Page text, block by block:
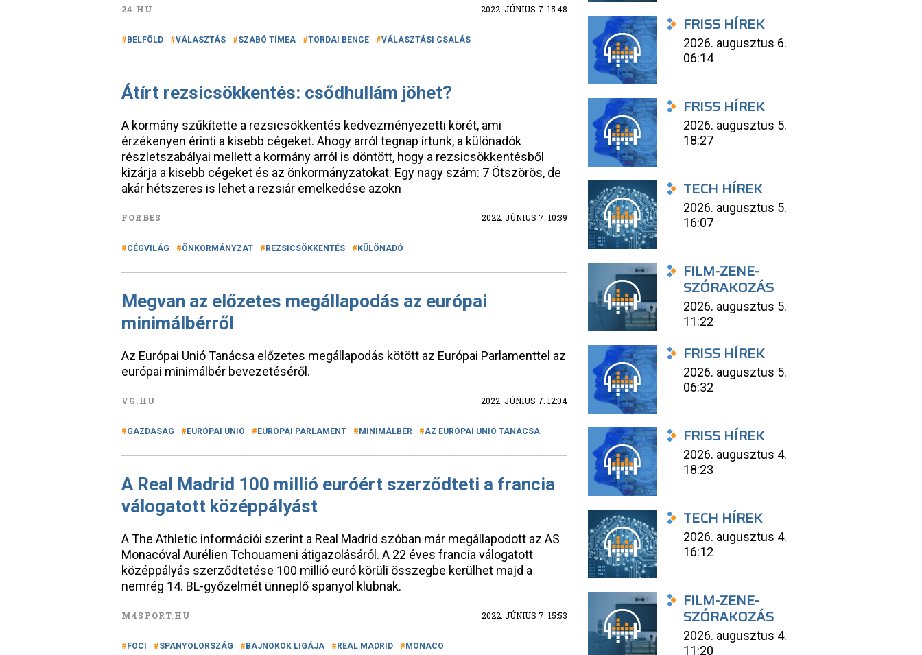
24.HU 2022. JÚNIUS 7. 15:48
BELFÖLD VÁLASZTÁS SZABÓ TÍMEA TORDAI BENCE VÁLASZTÁSI CSALÁS
Átírt rezsicsökkentés: csődhullám jöhet?
A kormány szűkítette a rezsicsökkentés kedvezményezetti körét, ami
érzékenyen érinti a kisebb cégeket. Ahogy arról tegnap írtunk, a különadók
részletszabályai mellett a kormány arról is döntött, hogy a rezsicsökkentésből
kizárja a kisebb cégeket és az önkormányzatokat. Egy nagy szám: 7 Ötszörös, de
akár hétszeres is lehet a rezsiár emelkedése azokn
FORBES 2022. JÚNIUS 7. 10:39
CÉGVILÁG ÖNKORMÁNYZAT REZSICSÖKKENTÉS KÜLÖNADÓ
Megvan az előzetes megállapodás az európai
minimálbérről
Az Európai Unió Tanácsa előzetes megállapodás kötött az Európai Parlamenttel az
európai minimálbér bevezetéséről.
VG.HU 2022. JÚNIUS 7. 12:04
GAZDASÁG EURÓPAI UNIÓ EURÓPAI PARLAMENT MINIMÁLBÉR AZ EURÓPAI UNIÓ TANÁCSA
A Real Madrid 100 millió euróért szerződteti a francia
válogatott középpályást
A The Athletic információi szerint a Real Madrid szóban már megállapodott az AS
Monacóval Aurélien Tchouameni átigazolásáról. A 22 éves francia válogatott
középpályás szerződtetése 100 millió euró körüli összegbe kerülhet majd a
nemrég 14. BL-győzelmét ünneplő spanyol klubnak.
M4SPORT.HU 2022. JÚNIUS 7. 15:53
FOCI SPANYOLORSZÁG BAJNOKOK LIGÁJA REAL MADRID MONACO
FRISS HÍREK
2026. augusztus 6.
06:14
FRISS HÍREK
2026. augusztus 5.
18:27
TECH HÍREK
2026. augusztus 5.
16:07
FILM-ZENE-
SZÓRAKOZÁS
2026. augusztus 5.
11:22
FRISS HÍREK
2026. augusztus 5.
06:32
FRISS HÍREK
2026. augusztus 4.
18:23
TECH HÍREK
2026. augusztus 4.
16:12
FILM-ZENE-
SZÓRAKOZÁS
2026. augusztus 4.
11:20